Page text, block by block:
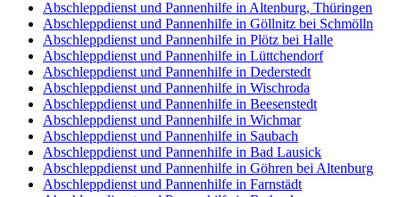
Abschleppdienst und Pannenhilfe in Altenburg, Thüringen
Abschleppdienst und Pannenhilfe in Göllnitz bei Schmölln
Abschleppdienst und Pannenhilfe in Plötz bei Halle
Abschleppdienst und Pannenhilfe in Lüttchendorf
Abschleppdienst und Pannenhilfe in Dederstedt
Abschleppdienst und Pannenhilfe in Wischroda
Abschleppdienst und Pannenhilfe in Beesenstedt
Abschleppdienst und Pannenhilfe in Wichmar
Abschleppdienst und Pannenhilfe in Saubach
Abschleppdienst und Pannenhilfe in Bad Lausick
Abschleppdienst und Pannenhilfe in Göhren bei Altenburg
Abschleppdienst und Pannenhilfe in Farnstädt